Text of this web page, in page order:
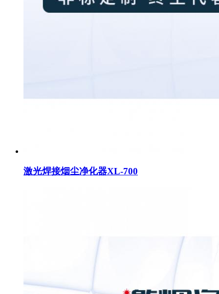
激光焊接烟尘净化器XL-700